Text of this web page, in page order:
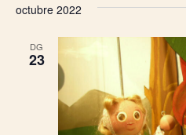
una
octubre 2022
DG
23